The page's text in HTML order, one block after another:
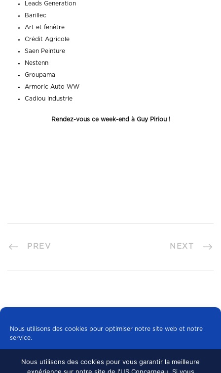
Nous utilisons des cookies pour optimiser notre site web et notre
service.
Tous les cookies
Leads Generation
Barillec
Art et fenêtre
Crédit Agricole
Saen Peinture
Nestenn
Groupama
Armoric Auto WW
Cadiou industrie
Rendez-vous ce week-end à Guy Piriou !
PREV NEXT
Nous utilisons des cookies pour vous garantir la meilleure